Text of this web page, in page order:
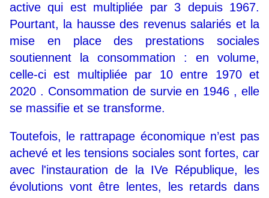
active qui est multipliée par 3 depuis 1967.
Pourtant, la hausse des revenus salariés et la
mise en place des prestations sociales
soutiennent la consommation : en volume,
celle-ci est multipliée par 10 entre 1970 et
2020 . Consommation de survie en 1946 , elle
se massifie et se transforme.
Toutefois, le rattrapage économique n’est pas
achevé et les tensions sociales sont fortes, car
avec l'instauration de la IVe République, les
évolutions vont être lentes, les retards dans